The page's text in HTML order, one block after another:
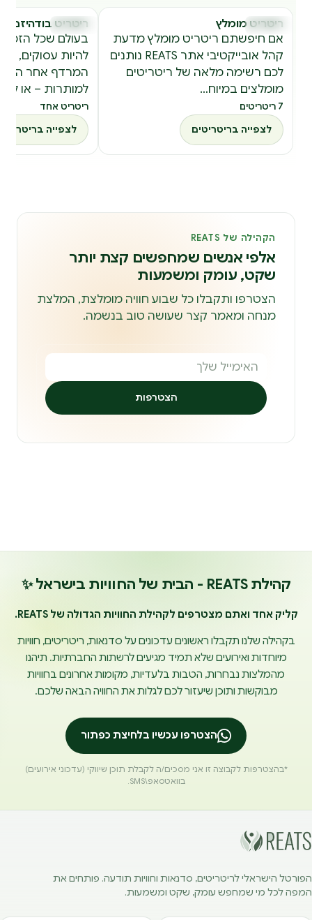
ר
ריטריטים
ריטריט מומלץ
אם חיפשתם ריטריט מומלץ מדעת
קהל אובייקטיבי אתר REATS נותנים
לכם רשימה מלאה של ריטריטים
מומלצים במיוח…
7 ריטריטים
לצפייה בריטריטים
ר
ריטריטים
ריטריט בודהיזם
בעולם שכל הזמן
להיות עסוקים,
המרדף אחר
למותרות – או
ריטריט אחד
לצפייה
הקהילה של REATS
אלפי אנשים שמחפשים קצת יותר
שקט, עומק ומשמעות
הצטרפו ותקבלו כל שבוע חוויה מומלצת, המלצת
מנחה ומאמר קצר שעושה טוב בנשמה.
הצטרפות
קהילת REATS - הבית של החוויות בישראל ✨
קליק אחד ואתם מצטרפים לקהילת החוויות הגדולה של REATS.
בקהילה שלנו תקבלו ראשונים עדכונים על סדנאות, ריטריטים, חוויות
מיוחדות ואירועים שלא תמיד מגיעים לרשתות החברתיות. תיהנו
מהמלצות נבחרות, הטבות בלעדיות, מקומות אחרונים בחוויות
מבוקשות ותוכן שיעזור לכם לגלות את החוויה הבאה שלכם.
הצטרפו עכשיו בלחיצת כפתור
*בהצטרפות לקבוצה זו אני מסכים/ה לקבלת תוכן שיווקי (עדכוני אירועים)
בוואטסאפ\SMS.
הפורטל הישראלי לריטריטים, סדנאות וחוויות תודעה. פותחים את
המפה לכל מי שמחפש עומק, שקט ומשמעות.